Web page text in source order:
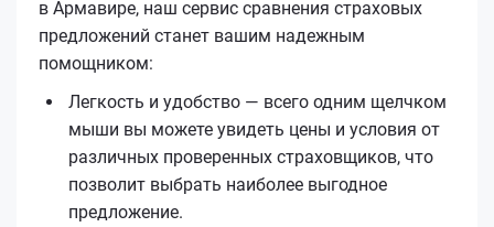
в Армавире, наш сервис сравнения страховых
предложений станет вашим надежным
помощником:
Легкость и удобство — всего одним щелчком
мыши вы можете увидеть цены и условия от
различных проверенных страховщиков, что
позволит выбрать наиболее выгодное
предложение.